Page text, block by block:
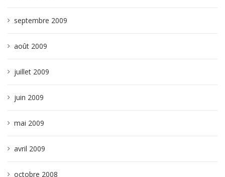
septembre 2009
août 2009
juillet 2009
juin 2009
mai 2009
avril 2009
octobre 2008